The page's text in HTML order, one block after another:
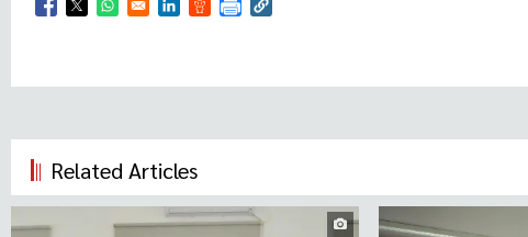
Opens in a new window
Opens in a new window
Opens in a new window
Opens in a new window
Opens in a new window
Related Articles